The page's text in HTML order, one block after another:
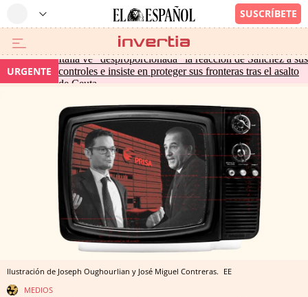
URGENTE
Italia ve "desproporcionada" la reacción de Sánchez a sus
controles e insiste en proteger sus fronteras tras el asalto
de Ceuta
Ilustración de Joseph Oughourlian y José Miguel Contreras. EE
MEDIOS